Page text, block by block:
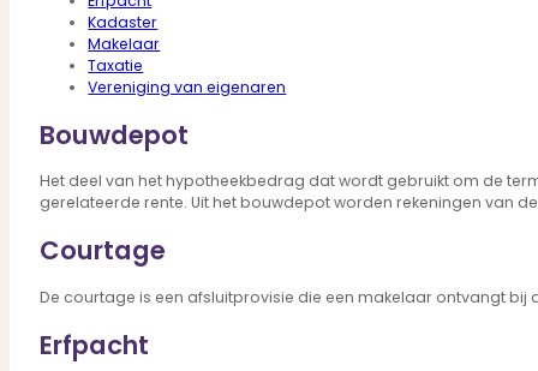
Huurwoningen
Bekijk ons huuraanbod..
Nieuwbouw projecten
De toekomst, te koop..
Diensten
Begeleiding naar een succesvolle verkoop
Samen vinden wij jouw droomwoning
Taxatie
Voldoe aan alle wettelijke eisen
Kadaster
Makelaar
Taxatie
Vereniging van eigenaren
Bouwdepot
Het deel van het hypotheekbedrag dat wordt gebruikt om de
gerelateerde rente. Uit het bouwdepot worden rekeningen van
Courtage
De courtage is een afsluitprovisie die een makelaar ontvangt bij
Erfpacht